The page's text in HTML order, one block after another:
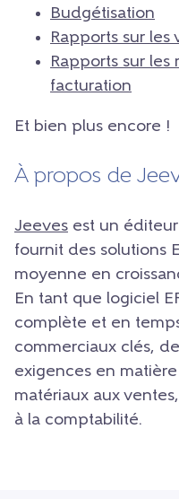
Budgétisation
Rapports sur les
Rapports sur les
facturation
Et bien plus encore !
À propos de
Jeeves est un
fournit des solutions
moyenne en
En tant que logiciel
complète et en
commerciaux clés,
exigences en
matériaux aux
à la comptabilité.